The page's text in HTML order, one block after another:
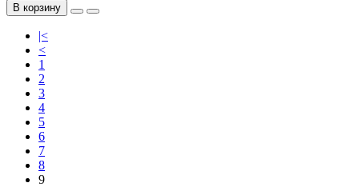
В корзину
|<
<
1
2
3
4
5
6
7
8
9